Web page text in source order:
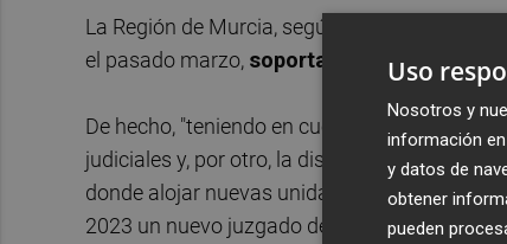
La Región de Murcia, según el último
el pasado marzo, soporta un déficit de 16
De hecho, "teniendo en cuenta, por un lado,
judiciales y, por otro, la disponibilidad actual
donde alojar nuevas unidades judiciales", la
2023 un nuevo juzgado de instancia en
Uso
Nosotros y
información
y datos de
obtener
pueden